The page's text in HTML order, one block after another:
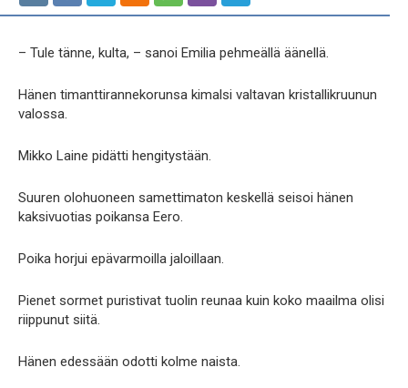
– Tule tänne, kulta, – sanoi Emilia pehmeällä äänellä.
Hänen timanttirannekorunsa kimalsi valtavan kristallikruunun
valossa.
Mikko Laine pidätti hengitystään.
Suuren olohuoneen samettimaton keskellä seisoi hänen
kaksivuotias poikansa Eero.
Poika horjui epävarmoilla jaloillaan.
Pienet sormet puristivat tuolin reunaa kuin koko maailma olisi
riippunut siitä.
Hänen edessään odotti kolme naista.